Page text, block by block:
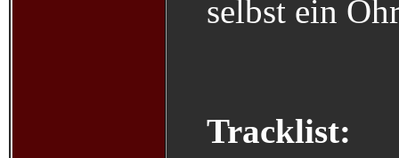
selbst ein
Tracklist: